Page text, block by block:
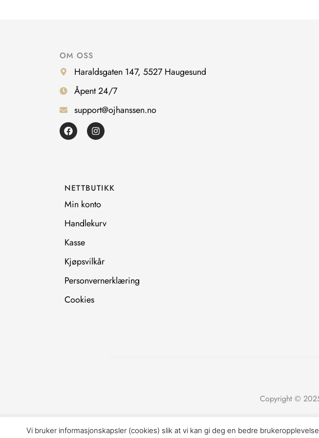
OM OSS
Haraldsgaten 147, 5527 Haugesund
Åpent 24/7
support@ojhanssen.no
F
a
k
I
n
a
NETTBUTIKK
Min konto
Handlekurv
Kasse
Kjøpsvilkår
Personvernerklæring
Cookies
Copyright ©
Vi bruker informasjonskapsler (cookies) slik at vi kan gi deg en bedre